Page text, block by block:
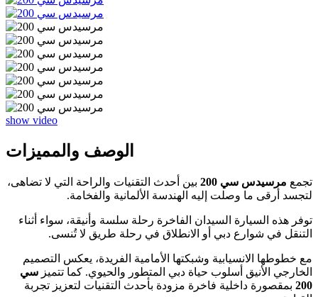
show video
الوصف والمميزات
تجمع مرسيدس سي 200
بين أحدث التقنيات والراحة التي لا تضاهى،
لتجسد أرقى ما وصلت إليه الهندسة الألمانية والفخامة.
توفر هذه السيارة السيدان الفاخرة رحلة سلسة وأنيقة، سواء أثناء
التنقل في شوارع دبي أو الانطلاق في رحلة طريق لا تُنسى.
مع خطوطها الانسيابية وشبكتها الأمامية الفريدة، يعكس التصميم
الخارجي الأنيق أسلوب حياة دبي المتطور والحيوي. كما تتميز سي
200 بمقصورة داخلية فاخرة مزودة بأحدث التقنيات لتعزيز تجربة